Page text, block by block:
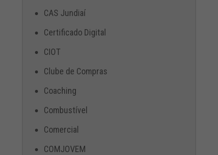
CAS Jundiaí
Certificado Digital
CIOT
Clube de Compras
Coaching
Combustível
Comercial
COMJOVEM